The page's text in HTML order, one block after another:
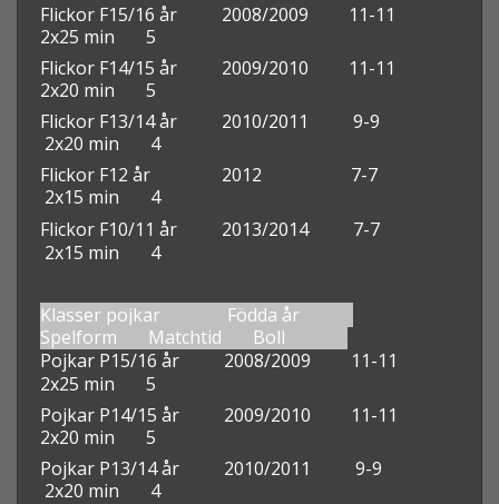
Flickor F15/16 år 2008/2009 11-11
2x25 min 5
Flickor F14/15 år 2009/2010 11-11
2x20 min 5
Flickor F13/14 år 2010/2011 9-9
2x20 min 4
Flickor F12 år 2012 7-7
2x15 min 4
Flickor F10/11 år 2013/20147-7
2x15 min 4
Klasser pojkar Födda år
Spelform Matchtid Boll
Pojkar P15/16 år 2008/2009 11-11
2x25 min 5
Pojkar P14/15 år 2009/2010 11-11
2x20 min 5
Pojkar P13/14 år 2010/2011 9-9
2x20 min 4